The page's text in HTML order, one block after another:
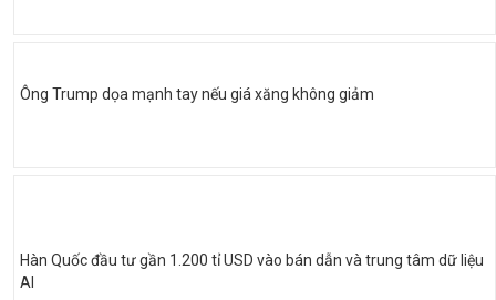
Ông Trump dọa mạnh tay nếu giá xăng không giảm
Hàn Quốc đầu tư gần 1.200 tỉ USD vào bán dẫn và trung tâm dữ liệu
AI